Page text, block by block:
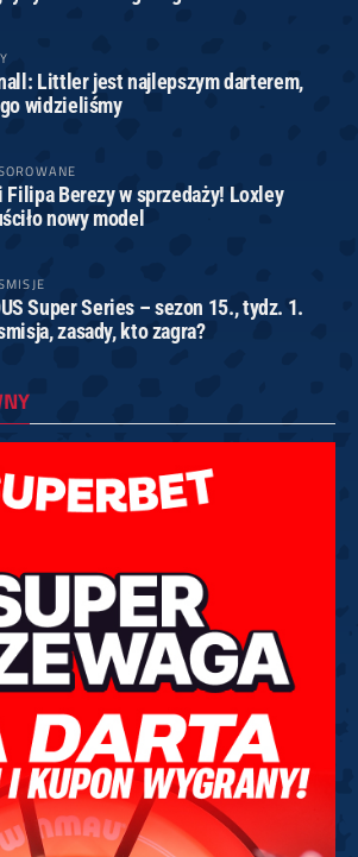
Littler jest najlepszym darterem,
widzieliśmy
Filipa Berezy w sprzedaży! Loxley
nowy model
Super Series – sezon 15., tydz. 1.
zasady, kto zagra?